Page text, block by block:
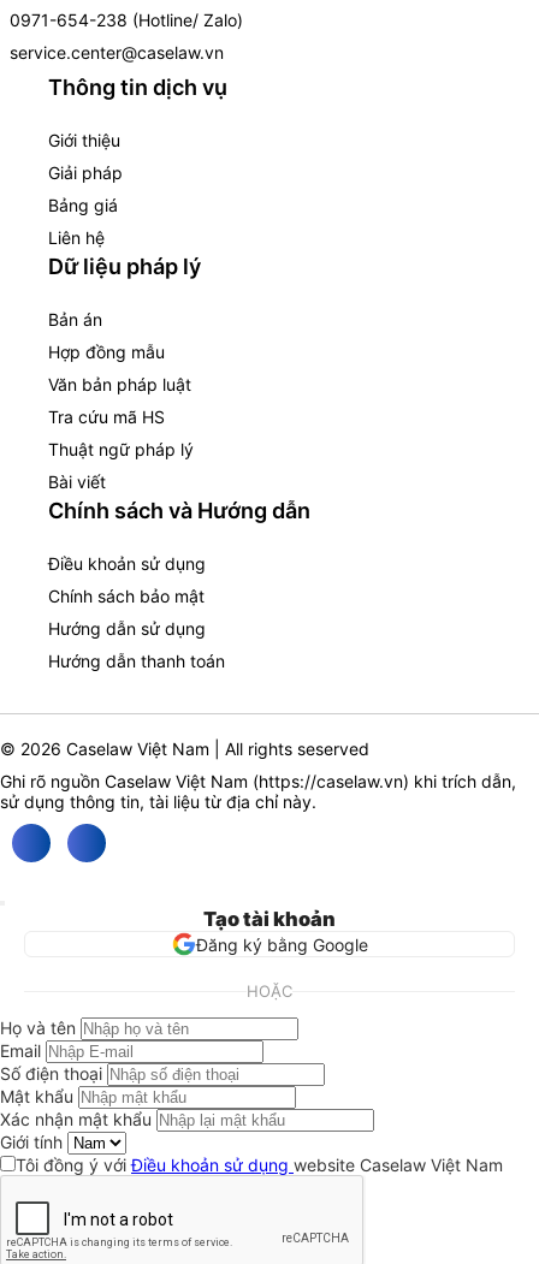
0971-654-238 (Hotline/ Zalo)
service.center@caselaw.vn
Thông tin dịch vụ
Giới thiệu
Giải pháp
Bảng giá
Liên hệ
Dữ liệu pháp lý
Bản án
Hợp đồng mẫu
Văn bản pháp luật
Tra cứu mã HS
Thuật ngữ pháp lý
Bài viết
Chính sách và Hướng dẫn
Điều khoản sử dụng
Chính sách bảo mật
Hướng dẫn sử dụng
Hướng dẫn thanh toán
© 2026 Caselaw Việt Nam | All rights seserved
Ghi rõ nguồn Caselaw Việt Nam (https://caselaw.vn) khi trích dẫn,
sử dụng thông tin, tài liệu từ địa chỉ này.
Tạo tài khoản
Đăng ký bằng Google
HOẶC
Họ và tên
Email
Số điện thoại
Mật khẩu
Xác nhận mật khẩu
Giới tính
Tôi đồng ý vớiĐiều khoản sử dụng website Caselaw Việt Nam